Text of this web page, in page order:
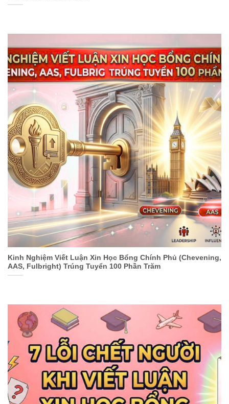
Kinh Nghiệm Viết Luận Xin Học Bổng Chính Phủ (Chevening,
AAS, Fulbright) Trúng Tuyển 100 Phần Trăm